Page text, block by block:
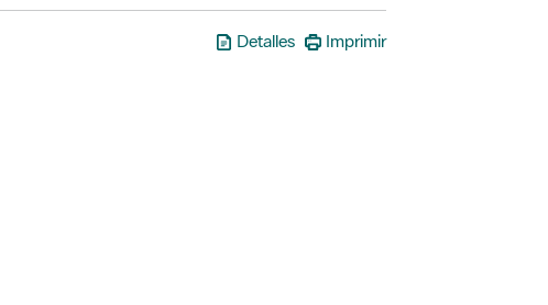
Detalles
Imprimir